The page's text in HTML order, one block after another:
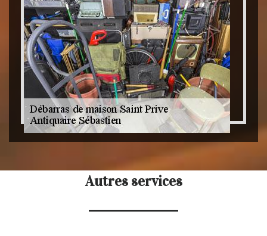
Autres services